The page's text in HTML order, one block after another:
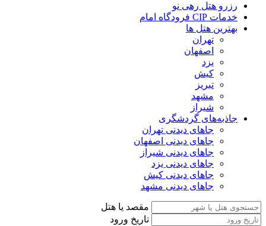
رزرو هتل رهی نو
خدمات CIP فرودگاه امام
بهترین هتل ها
تهران
اصفهان
یزد
کیش
تبریز
مشهد
شیراز
جاذبه‌های گردشگری
جاهای دیدنی تهران
جاهای دیدنی اصفهان
جاهای دیدنی شیراز
جاهای دیدنی یزد
جاهای دیدنی کیش
جاهای دیدنی مشهد
مقصد یا هتل
تاریخ ورود